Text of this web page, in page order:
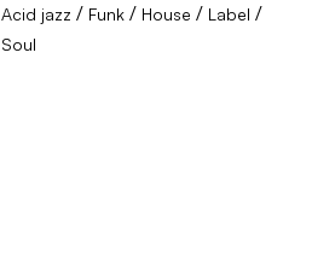
Acid jazz / Funk/ House / Label /
Soul